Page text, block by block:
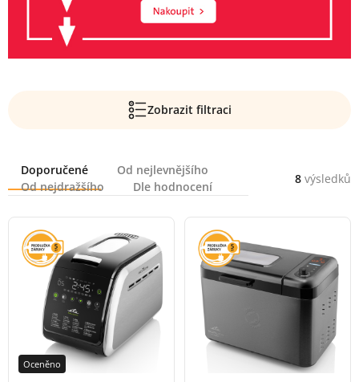
Zobrazit filtraci
Řazení
Doporučené
Od nejlevnějšího
Od nejdražšího
Dle hodnocení
8 výsledků
Oceněno